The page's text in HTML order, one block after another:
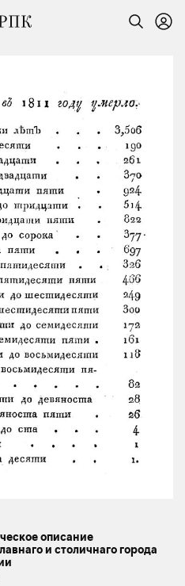
описание
и столичнаго города